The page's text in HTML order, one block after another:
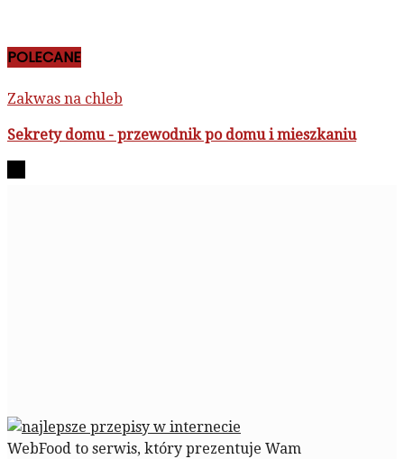
POLECANE
Zakwas na chleb
Sekrety domu - przewodnik po domu i mieszkaniu
WebFood to serwis, który prezentuje Wam